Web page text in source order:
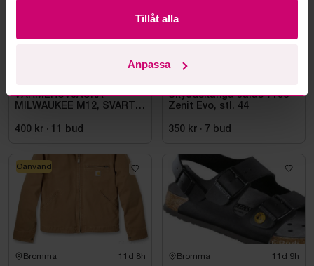
Tillåt alla
Anpassa
VÄRMEHUVJACKA
MILWAUKEE M12, SVART
400 kr · 11 bud
Skyddskänga Jalas 7198
Zenit Evo, stl. 44
350 kr · 7 bud
Bromma 11d 8h
Oanvänd
Bromma 11d 9h